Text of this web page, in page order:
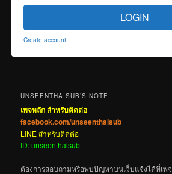
LOGIN
Create account
UNSEENTHAISUB’S NOTE
เพจหลัก สำหรับติดต่อ
facebook.com/unseenthaisub
LINE สำหรับติดต่อ
ID: unseenthaisub
ต้องการสอบถามหรือพบปัญหาบนเว็บแจ้งได้ที่เพ